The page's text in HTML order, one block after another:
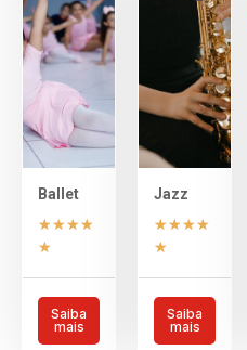
Ballet
★★★★
★
Saiba
mais
Jazz
★★★★
★
Saiba
mais